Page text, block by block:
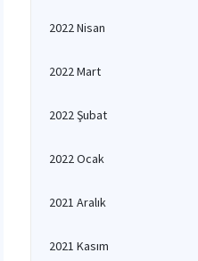
2022 Nisan
2022 Mart
2022 Şubat
2022 Ocak
2021 Aralık
2021 Kasım